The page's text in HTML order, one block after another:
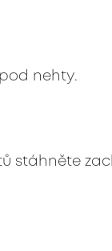
nehty.
stáhněte